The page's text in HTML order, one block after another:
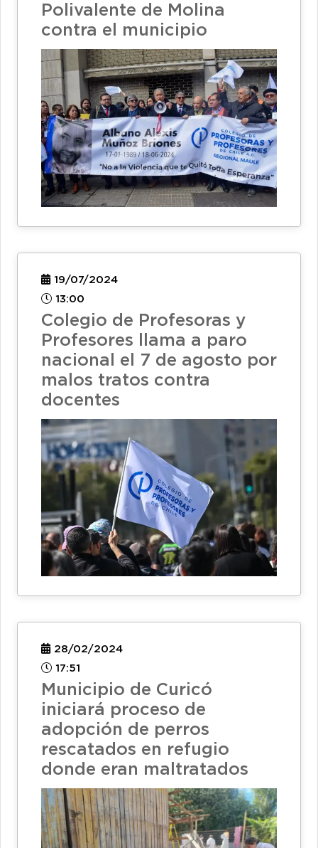
Polivalente de Molina
contra el municipio
19/07/2024
13:00
Colegio de Profesoras y
Profesores llama a paro
nacional el 7 de agosto por
malos tratos contra
docentes
28/02/2024
17:51
Municipio de Curicó
iniciará proceso de
adopción de perros
rescatados en refugio
donde eran maltratados